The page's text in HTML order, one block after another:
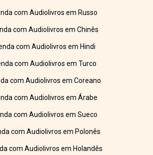
com Audiolivros em Russo
com Audiolivros em Chinês
com Audiolivros em Hindi
com Audiolivros em Turco
com Audiolivros em Coreano
com Audiolivros em Árabe
com Audiolivros em Sueco
com Audiolivros em Polonês
com Audiolivros em Holandês